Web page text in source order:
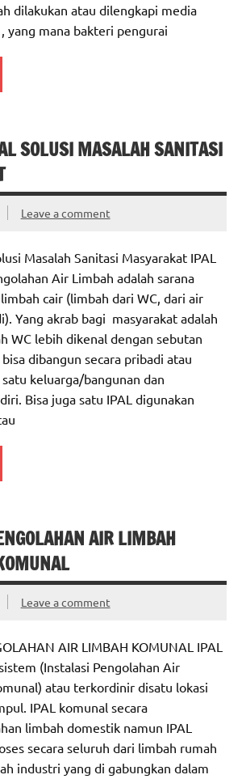
dilakukan atau dilengkapi media
yang mana bakteri pengurai
SOLUSI MASALAH SANITASI
Leave a comment
Masalah Sanitasi Masyarakat IPAL
Air Limbah adalah sarana
cair (limbah dari WC, dari air
Yang akrab bagi masyarakat adalah
WC lebih dikenal dengan sebutan
dibangun secara pribadi atau
keluarga/bangunan dan
Bisa juga satu IPAL digunakan
AIR LIMBAH
Leave a comment
AIR LIMBAH KOMUNAL IPAL
(Instalasi Pengolahan Air
atau terkordinir disatu lokasi
IPAL komunal secara
limbah domestik namun IPAL
secara seluruh dari limbah rumah
industri yang di gabungkan dalam